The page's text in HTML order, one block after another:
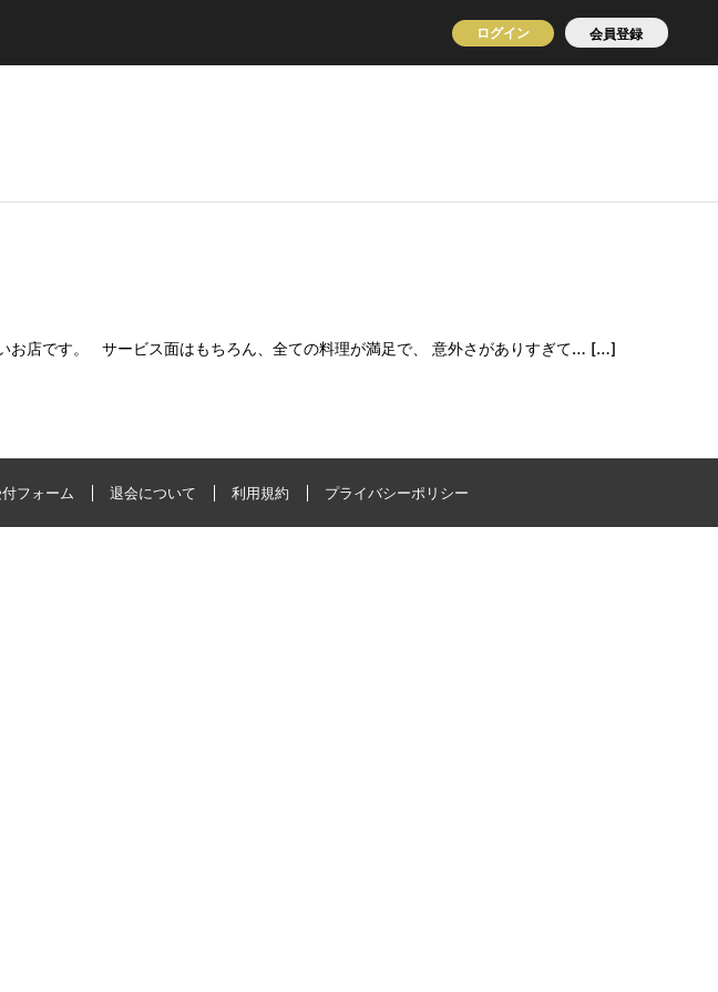
ログイン 会員登録
お店です。 サービス面はもちろん、全ての料理が満足で、 意外さがありすぎて… […]
フォーム 退会について 利用規約 プライバシーポリシー